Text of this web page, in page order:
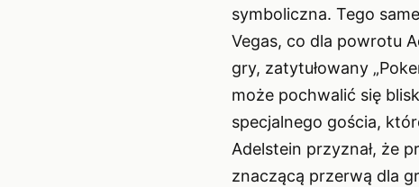
symboliczna. Tego
Vegas, co dla powrotu
gry, zatytułowany
może pochwalić się
specjalnego gościa,
Adelstein przyznał, że
znaczącą przerwą dla